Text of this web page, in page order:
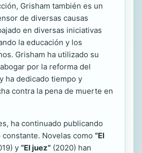
Grisham también es un
de diversas causas
en diversas iniciativas
la educación y los
Grisham ha utilizado su
por la reforma del
ha dedicado tiempo y
contra la pena de muerte en
ha continuado publicando
Novelas como “El
y “El juez” (2020) han